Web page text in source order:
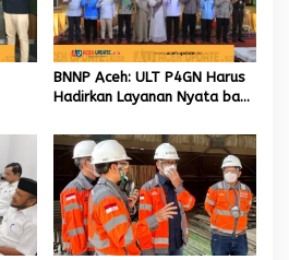
BNNP Aceh: ULT P4GN Harus
Hadirkan Layanan Nyata bagi